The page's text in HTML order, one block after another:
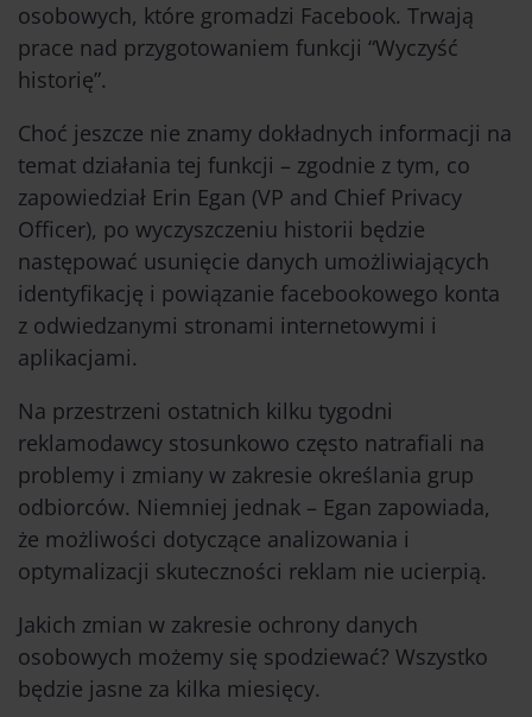
osobowych, które gromadzi Facebook. Trwają
prace nad przygotowaniem funkcji “Wyczyść
historię”.
Choć jeszcze nie znamy dokładnych informacji na
temat działania tej funkcji – zgodnie z tym, co
zapowiedział Erin Egan (VP and Chief Privacy
Officer), po wyczyszczeniu historii będzie
następować usunięcie danych umożliwiających
identyfikację i powiązanie facebookowego konta
z odwiedzanymi stronami internetowymi i
aplikacjami.
Na przestrzeni ostatnich kilku tygodni
reklamodawcy stosunkowo często natrafiali na
problemy i zmiany w zakresie określania grup
odbiorców. Niemniej jednak – Egan zapowiada,
że możliwości dotyczące analizowania i
optymalizacji skuteczności reklam nie ucierpią.
Jakich zmian w zakresie ochrony danych
osobowych możemy się spodziewać? Wszystko
będzie jasne za kilka miesięcy.